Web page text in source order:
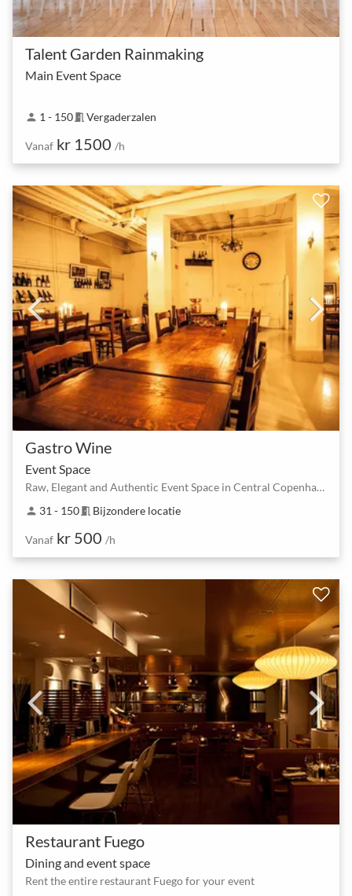
Talent Garden Rainmaking
Main Event Space
person 1 - 150meeting_room Vergaderzalen
Vanaf kr 1500 /h
Gastro Wine
Event Space
Raw, Elegant and Authentic Event Space in Central Copenhagen
person 31 - 150meeting_room Bijzondere locatie
Vanaf kr 500 /h
Restaurant Fuego
Dining and event space
Rent the entire restaurant Fuego for your event